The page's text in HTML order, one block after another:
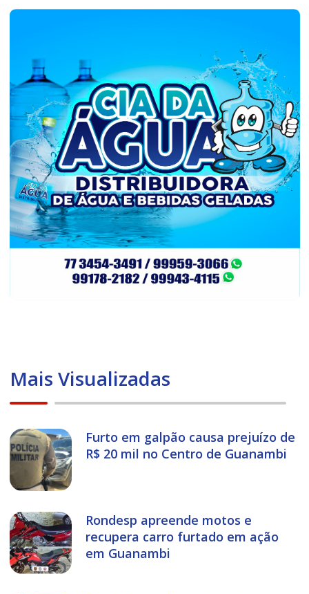
Mais Visualizadas
Furto em galpão causa prejuízo de
R$ 20 mil no Centro de Guanambi
Rondesp apreende motos e
recupera carro furtado em ação
em Guanambi